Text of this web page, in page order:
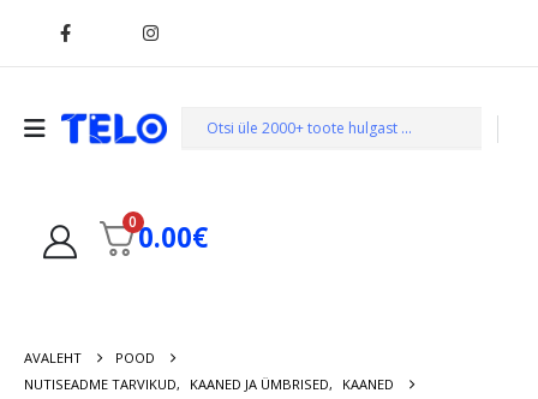
00.00€
AVALEHT
POOD
NUTISEADME TARVIKUD, KAANED JA ÜMBRISED,
KAANED